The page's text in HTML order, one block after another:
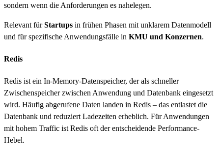
sondern wenn die Anforderungen es nahelegen.
Relevant fürStartups in frühen Phasen mit unklarem Datenmodell
und für spezifische Anwendungsfälle in KMU und Konzernen.
Redis
Redis ist ein In-Memory-Datenspeicher, der als schneller
Zwischenspeicher zwischen Anwendung und Datenbank eingesetzt
wird. Häufig abgerufene Daten landen in Redis – das entlastet die
Datenbank und reduziert Ladezeiten erheblich. Für Anwendungen
mit hohem Traffic ist Redis oft der entscheidende Performance-
Hebel.